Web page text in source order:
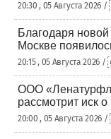
20:30 , 05 Августа 2026 /
Благодаря
Москве
20:15 , 05 Августа 2026 /
ООО
рассмотрит иск
20:00 , 05 Августа 2026 /